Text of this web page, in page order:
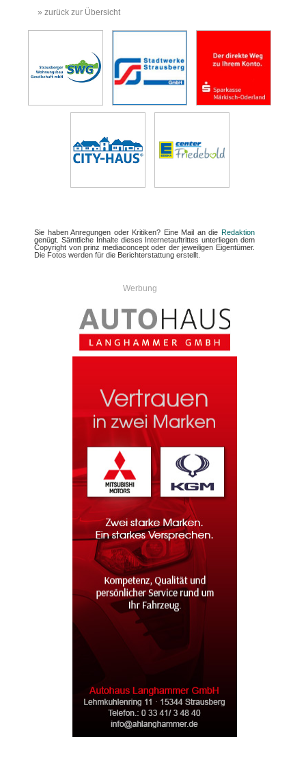
» zurück zur Übersicht
Sie haben Anregungen oder Kritiken? Eine Mail an die Redaktion
genügt. Sämtliche Inhalte dieses Internetauftrittes unterliegen dem
Copyright von prinz mediaconcept oder der jeweiligen Eigentümer.
Die Fotos werden für die Berichterstattung erstellt.
Werbung